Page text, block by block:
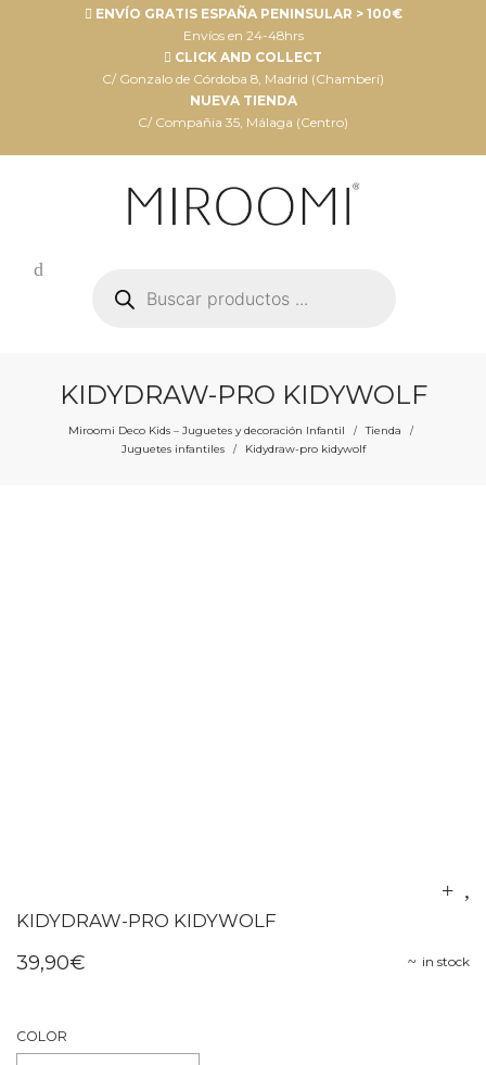
ENVÍO GRATIS ESPAÑA PENINSULAR > 100€
Envíos en 24-48hrs
CLICK AND COLLECT
C/ Gonzalo de Córdoba 8, Madrid (Chamberí)
NUEVA TIENDA
C/ Compañia 35, Málaga (Centro)
productos
KIDYDRAW-PRO KIDYWOLF
Miroomi Deco Kids – Juguetes y decoración Infantil / Tienda /
Juguetes infantiles / Kidydraw-pro kidywolf
KIDYDRAW-PRO KIDYWOLF
in stock
39,90€
COLOR